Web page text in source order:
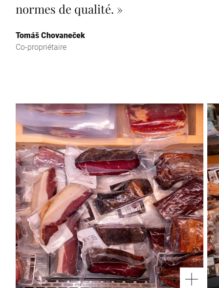
normes de qualité. »
Tomáš Chovaneček
Co-propriétaire